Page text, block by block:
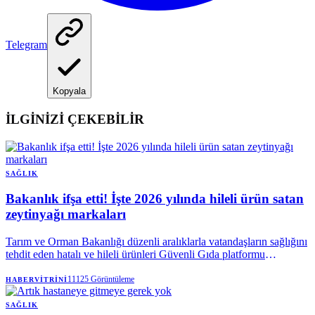
Telegram
Kopyala
İLGİNİZİ ÇEKEBİLİR
SAĞLIK
Bakanlık ifşa etti! İşte 2026 yılında hileli ürün satan
zeytinyağı markaları
Tarım ve Orman Bakanlığı düzenli aralıklarla vatandaşların sağlığını
tehdit eden hatalı ve hileli ürünleri Güvenli Gıda platformu
biri olan zeytinyağında da tohum yağı karıştırılması ya da düşük
kaliteli yağların karıştırılması gibi hileler yapılıyor. İşte 2026 yılında
bakanlığın ifşa ettiği taklit veya tağşiş yapıldığı kesinleşmiş
HABERVITRINI11125 Görüntüleme
SAĞLIK